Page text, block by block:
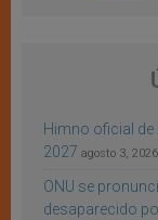
Himno oficial de
2027 agosto 3, 2026
ONU se
desaparecido